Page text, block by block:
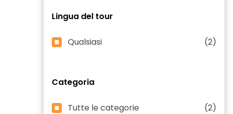
Lingua del tour
Qualsiasi (2)
Categoria
Tutte le categorie (2)